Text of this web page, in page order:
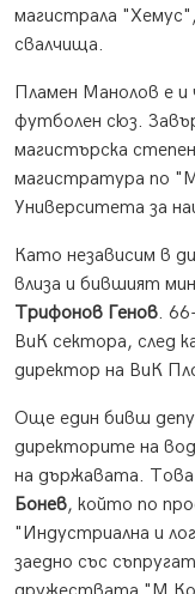
магистрала
свалчища.
Пламен Манолов е и
футболен сюз.
магистърска
магистратура по
Университета за
Като независим в
влиза и бившият
Трифонов Генов.
ВиК сектора, след
директор на ВиК
Още един бивш
директорите на
на държавата.
Бонев, който по
"Индустриална и
заедно със